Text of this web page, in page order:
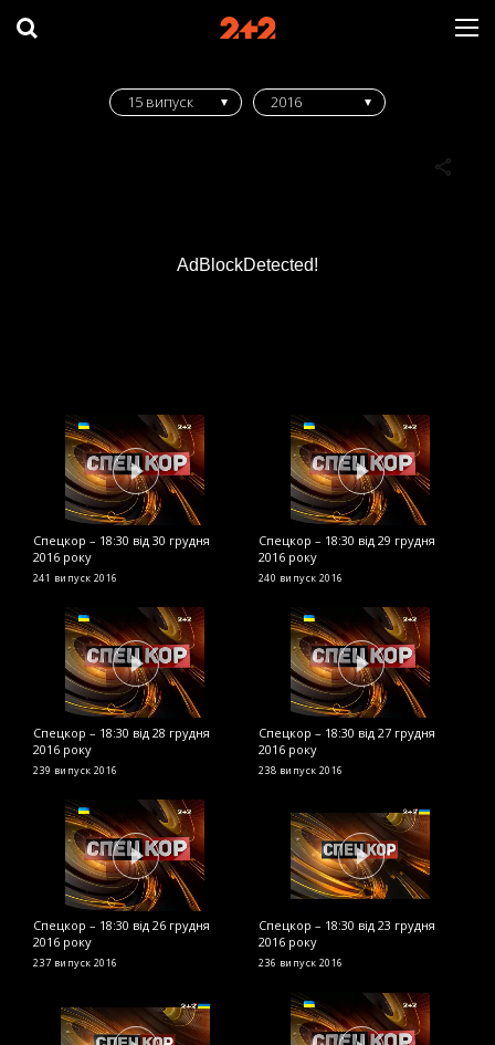
AdBlockDetected!
15 випуск 2016
Спецкор – 18:30 від 30 грудня
2016 року
241 випуск 2016
Спецкор – 18:30 від 29 грудня
2016 року
240 випуск 2016
Спецкор – 18:30 від 28 грудня
2016 року
239 випуск 2016
Спецкор – 18:30 від 27 грудня
2016 року
238 випуск 2016
Спецкор – 18:30 від 26 грудня
2016 року
237 випуск 2016
Спецкор – 18:30 від 23 грудня
2016 року
236 випуск 2016